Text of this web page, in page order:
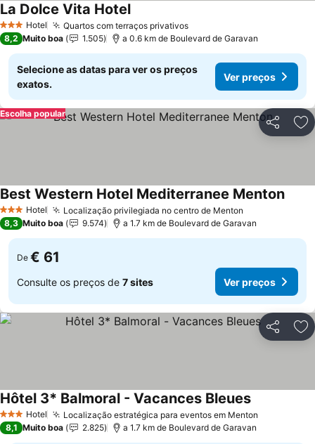
3 EstrelasHotel Quartos com terraços privativos
La Dolce Vita Hotel
8,2 Muito boa 1.505 a 0.6 km de Boulevard de Garavan
Selecione as datas para ver os preços
exatos.
Ver preços
Partilhar
Escolha popular
3 EstrelasHotel Localização privilegiada no centro de Menton
Best Western Hotel Mediterranee Menton
8,3 Muito boa 9.574 a 1.7 km de Boulevard de Garavan
De € 61
Consulte os preços de 7 sites Ver preços
Partilhar
3 EstrelasHotel Localização estratégica para eventos em Menton
Hôtel 3* Balmoral - Vacances Bleues
8,1 Muito boa 2.825 a 1.7 km de Boulevard de Garavan